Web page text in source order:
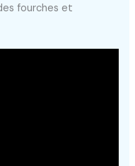
fourches et